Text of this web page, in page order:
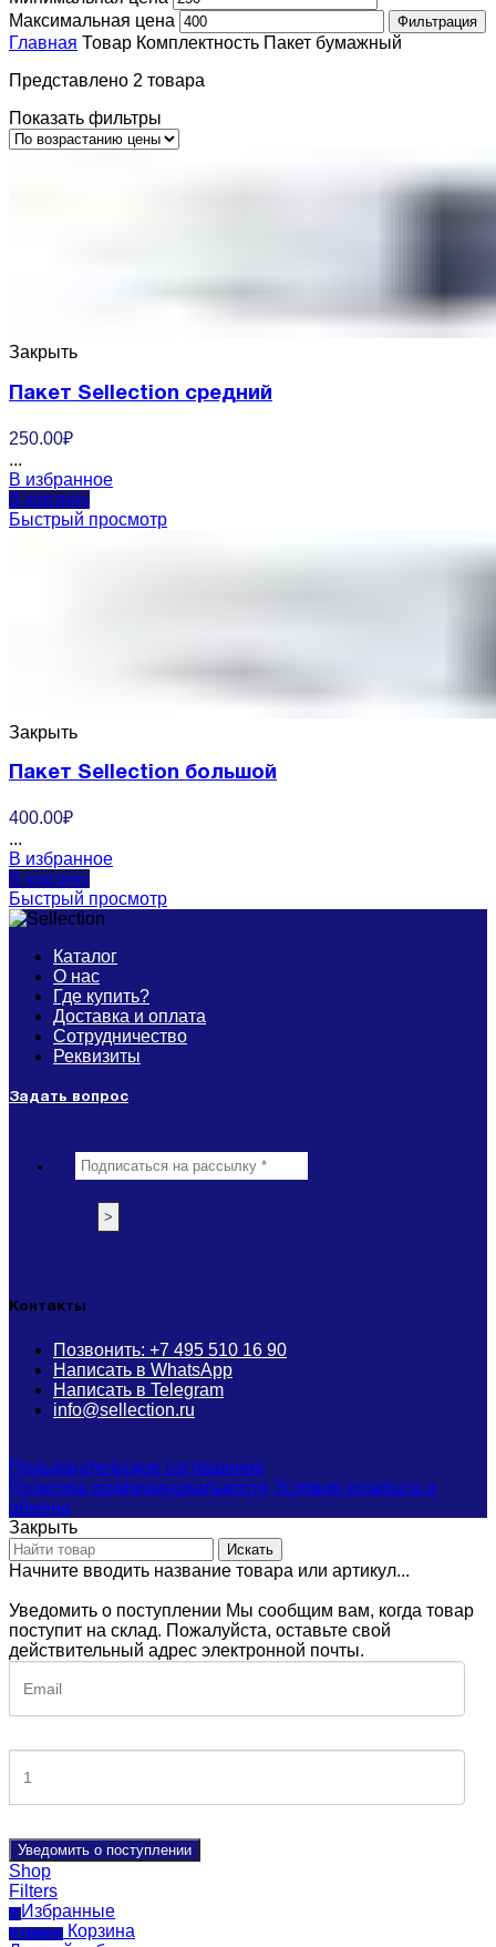
Максимальная цена
Фильтрация
Главная Товар Комплектность Пакет бумажный
Представлено 2 товара
Показать фильтры
Закрыть
Пакет Sellection средний
250.00₽
...
В избранное
В корзину
Быстрый просмотр
Закрыть
Пакет Sellection большой
400.00₽
...
В избранное
В корзину
Быстрый просмотр
Каталог
О нас
Где купить?
Доставка и оплата
Сотрудничество
Реквизиты
Задать вопрос
Контакты
Позвонить: +7 495 510 16 90
Написать в WhatsApp
Написать в Telegram
info@sellection.ru
Пользовательское соглашение
Политика конфиденциальности Условия возврата и
обмена
Закрыть
Искать
Начните вводить название товара или артикул...
Уведомить о поступлении Мы сообщим вам, когда товар
поступит на склад. Пожалуйста, оставьте свой
действительный адрес электронной почты.
Уведомить о поступлении
Shop
Filters
0 Избранные
0 items Корзина